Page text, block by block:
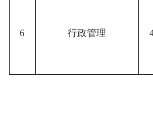
6 行政管理